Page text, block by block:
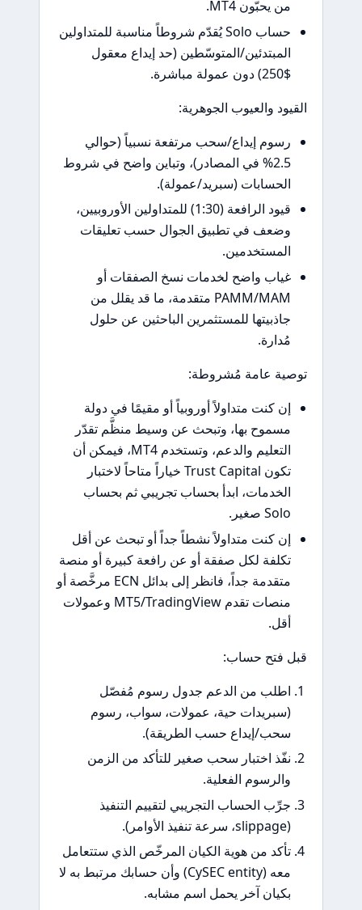
حساب Solo يُقدّم شروطاً مناسبة للمتداولين
المتوسّطين (حد إيداع معقول
والعيوب الجوهرية:
إيداع/سحب مرتفعة نسبياً (حوالي
2.5% في المصادر)، وتباين واضح في شروط
(سبريد/عمولة).
قيود الرافعة (1:30) للمتداولين الأوروبيين،
في تطبيق الجوال حسب تعليقات
واضح لخدمات نسخ الصفقات أو
PAMM/MAM متقدمة، ما قد يقلل من
للمستثمرين الباحثين عن حلول
عامة مُشروطة:
كنت متداولاً أوروبياً أو مقيمًا في دولة
بها، وتبحث عن وسيط منظَّم تقدّر
التعليم والدعم، وتستخدم MT4، فيمكن أن
تكون Trust Capital خياراً متاحاً لاختبار
ابدأ بحساب تجريبي ثم بحساب
كنت متداولاً نشطاً جداً أو تبحث عن أقل
لكل صفقة أو عن رافعة كبيرة أو منصة
متقدمة جداً، فانظر إلى بدائل ECN مرخَّصة أو
منصات تقدم MT5/TradingView وعمولات
فتح حساب:
من الدعم جدول رسوم مُفصّل
حية، عمولات، سواب، رسوم
إيداع حسب الطريقة).
اختبار سحب صغير للتأكد من الزمن
الفعلية.
الحساب التجريبي لتقييم التنفيذ
من هوية الكيان المرخّص الذي ستتعامل
معه (CySEC entity) وأن حسابك مرتبط به لا
آخر يحمل اسم مشابه.